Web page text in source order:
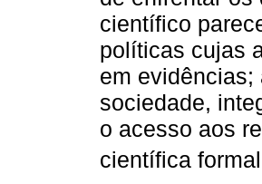
científico
políticas cujas
em evidências;
sociedade,
o acesso aos
científica